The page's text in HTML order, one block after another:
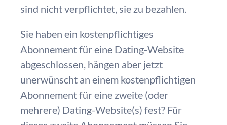
sind nicht verpflichtet, sie zu bezahlen.
Sie haben ein kostenpflichtiges
Abonnement für eine Dating-Website
abgeschlossen, hängen aber jetzt
unerwünscht an einem kostenpflichtigen
Abonnement für eine zweite (oder
mehrere) Dating-Website(s) fest? Für